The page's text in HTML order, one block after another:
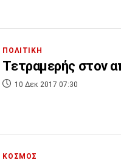
ΠΟΛΙΤΙΚΗ
Τετραμερής στον
10 Δεκ 2017 07:30
ΚΟΣΜΟΣ